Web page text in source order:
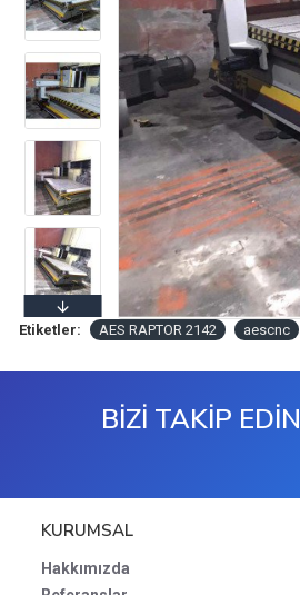
Etiketler: AES RAPTOR 2142 aescnc
BİZİ TAKİP EDİN
KURUMSAL
Hakkımızda